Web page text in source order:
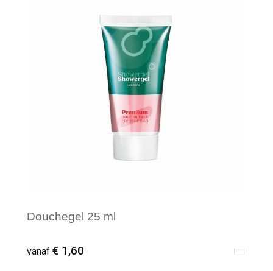
Douchegel 25 ml
vanaf € 1,60